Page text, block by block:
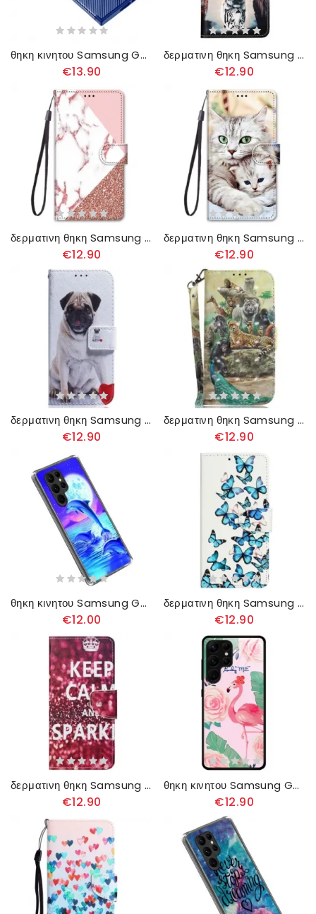
θηκη κινητου Samsung Galaxy S23 Ultra 5G Ευέλικτη Ίνα Άνθρακα
€13.90
δερματινη θηκη Samsung Galaxy S23 Ultra 5G Γατάκι
€12.90
δερματινη θηκη Samsung Galaxy S23 Ultra 5G Τρίγωνο Μάρμαρο Και Γλίτερ
€12.90
δερματινη θηκη Samsung Galaxy S23 Ultra 5G Οικογένεια Γάτας
€12.90
δερματινη θηκη Samsung Galaxy S23 Ultra 5G Pug Dog
€12.90
δερματινη θηκη Samsung Galaxy S23 Ultra 5G με κορδονι Σαφάρι Στρινγκ
€12.90
θηκη κινητου Samsung Galaxy S23 Ultra 5G Δελφίνι
€12.00
δερματινη θηκη Samsung Galaxy S23 Ultra 5G Πεταλούδες Σε Πτήση
€12.90
δερματινη θηκη Samsung Galaxy S23 Ultra 5G Διατηρήστε Την Ηρεμία Και Τη Λάμψη
€12.90
θηκη κινητου Samsung Galaxy S23 Ultra 5G Flamingo Tempered Glass
€12.90